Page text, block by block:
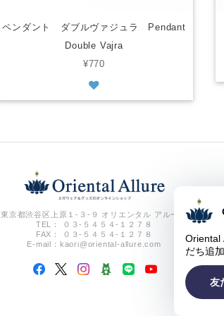
ペンダント ダブルヴァジュラ Pendant
Double Vajra
¥770
東京都渋谷区上原１-３-９ オリエンタル アルーア
TEL： ０３-５４５４-１２７８
FAX： ０３-５４５４-１２７８
E-mail： kaori@oriental-allure.com